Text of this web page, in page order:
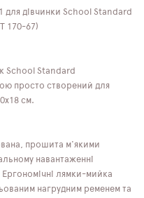
дівчинки School Standard
170-67)
School Standard
просто створений для
см.
прошита м'якими
навантаженні
лямки-мийка
нагрудним ременем та